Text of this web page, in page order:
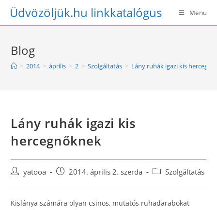
SkipÜdvözöljük.hu linkkatalógus Menu
Blog
> 2014 > április > 2 > Szolgáltatás > Lány ruhák igazi kis
Lány ruhák igazi kis
hercegnőknek
Postyatooa
Post2014. április 2. szerda
PostSzolgáltatás
Kislánya számára olyan csinos, mutatós ruhadarabokat